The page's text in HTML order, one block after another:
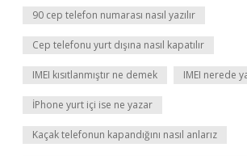
90 cep telefon numarası nasıl yazılır
Cep telefonu yurt dışına nasıl kapatılır
IMEI kısıtlanmıştır ne demek IMEI nerede
İPhone yurt içi ise ne yazar
Kaçak telefonun kapandığını nasıl anlarız